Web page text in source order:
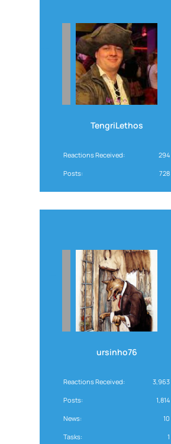
TengriLethos
Reactions Received 294
Posts 728
ursinho76
Reactions Received 3,963
Posts 1,814
News 10
Tasks 1